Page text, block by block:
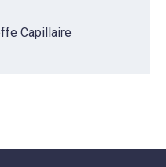
Capillaire